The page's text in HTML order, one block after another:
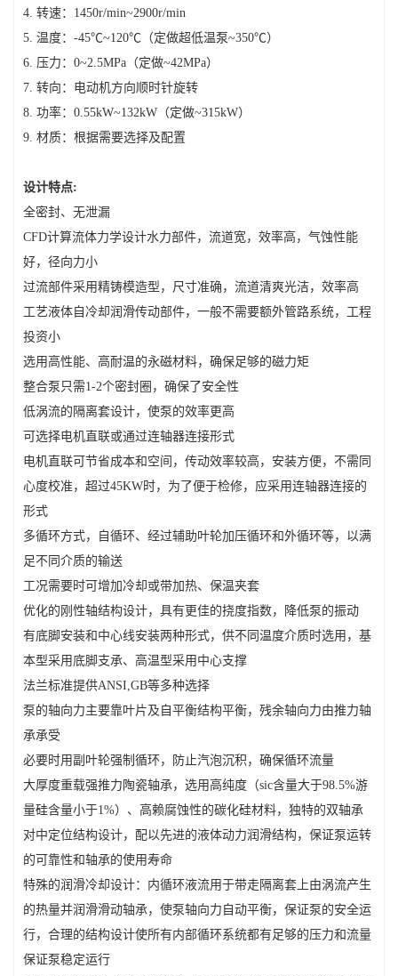
4. 转速：1450r/min~2900r/min
5. 温度：-45℃~120℃（定做超低温泵~350℃）
6. 压力：0~2.5MPa（定做~42MPa）
7. 转向：电动机方向顺时针旋转
8. 功率：0.55kW~132kW（定做~315kW）
9. 材质：根据需要选择及配置
设计特点:
全密封、无泄漏
CFD计算流体力学设计水力部件，流道宽，效率高，气蚀性能
好，径向力小
过流部件采用精铸模造型，尺寸准确，流道清爽光洁，效率高
工艺液体自冷却润滑传动部件，一般不需要额外管路系统，工程
投资小
选用高性能、高耐温的永磁材料，确保足够的磁力矩
整合泵只需1-2个密封圈，确保了安全性
低涡流的隔离套设计，使泵的效率更高
可选择电机直联或通过连轴器连接形式
电机直联可节省成本和空间，传动效率较高，安装方便，不需同
心度校准，超过45KW时，为了便于检修，应采用连轴器连接的
形式
多循环方式，自循环、经过辅助叶轮加压循环和外循环等，以满
足不同介质的输送
工况需要时可增加冷却或带加热、保温夹套
优化的刚性轴结构设计，具有更佳的挠度指数，降低泵的振动
有底脚安装和中心线安装两种形式，供不同温度介质时选用，基
本型采用底脚支承、高温型采用中心支撑
法兰标准提供ANSI,GB等多种选择
泵的轴向力主要靠叶片及自平衡结构平衡，残余轴向力由推力轴
承承受
必要时用副叶轮强制循环，防止汽泡沉积，确保循环流量
大厚度重载强推力陶瓷轴承，选用高纯度（sic含量大于98.5%游
量硅含量小于1%）、高赖腐蚀性的碳化硅材料，独特的双轴承
对中定位结构设计，配以先进的液体动力润滑结构，保证泵运转
的可靠性和轴承的使用寿命
特殊的润滑冷却设计：内循环液流用于带走隔离套上由涡流产生
的热量并润滑滑动轴承，使泵轴向力自动平衡，保证泵的安全运
行，合理的结构设计使所有内部循环系统都有足够的压力和流量
保证泵稳定运行